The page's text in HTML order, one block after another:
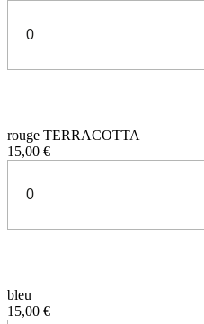
rouge TERRACOTTA
15,00 €
bleu
15,00 €